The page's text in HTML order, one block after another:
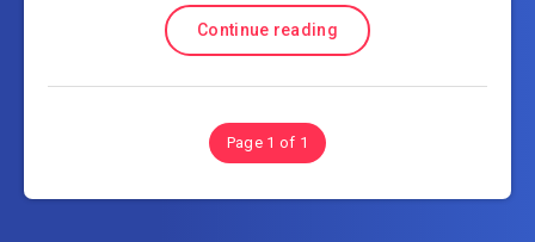
Continue reading
Page 1 of 1